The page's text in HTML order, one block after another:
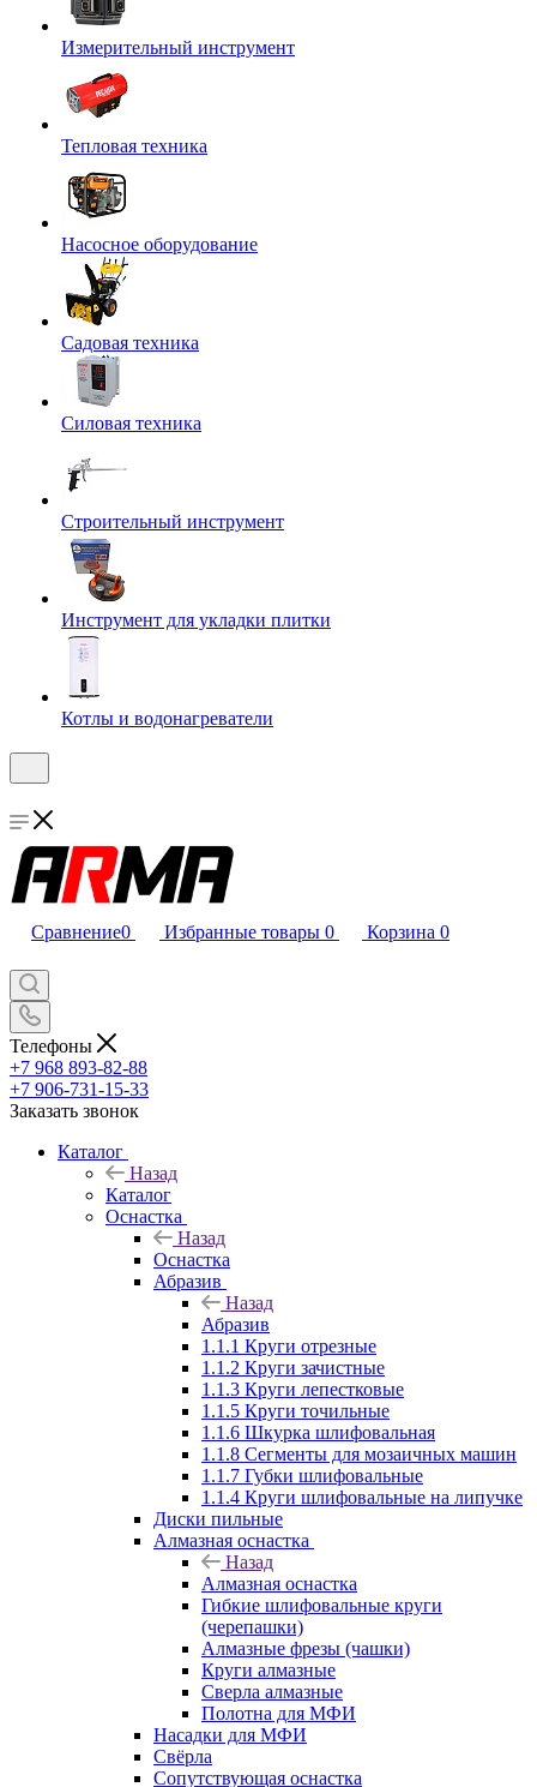
Измерительный инструмент
Тепловая техника
Насосное оборудование
Садовая техника
Силовая техника
Строительный инструмент
Инструмент для укладки плитки
Котлы и водонагреватели
Сравнение0 Избранные товары 0 Корзина 0
Телефоны
+7 968 893-82-88
+7 906-731-15-33
Заказать звонок
Каталог
Назад
Каталог
Оснастка
Назад
Оснастка
Абразив
Назад
Абразив
1.1.1 Круги отрезные
1.1.2 Круги зачистные
1.1.3 Круги лепестковые
1.1.5 Круги точильные
1.1.6 Шкурка шлифовальная
1.1.8 Сегменты для мозаичных машин
1.1.7 Губки шлифовальные
1.1.4 Круги шлифовальные на липучке
Диски пильные
Алмазная оснастка
Назад
Алмазная оснастка
Гибкие шлифовальные круги
(черепашки)
Алмазные фрезы (чашки)
Круги алмазные
Сверла алмазные
Полотна для МФИ
Насадки для МФИ
Свёрла
Сопутствующая оснастка